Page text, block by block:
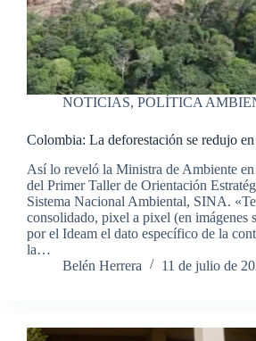
NOTICIAS, POLÍTICA
Colombia: La deforestación se redujo
Así lo reveló la Ministra de Ambiente
del Primer Taller de Orientación
Sistema Nacional Ambiental, SINA.
consolidado, pixel a pixel (en imágenes
por el Ideam el dato específico de la
la…
Belén Herrera
11 de julio de